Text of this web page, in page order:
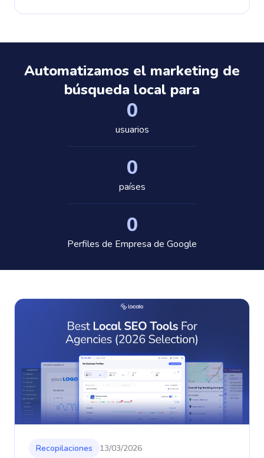
Automatizamos el marketing de
búsqueda local para
0
usuarios
0
países
0
Perfiles de Empresa de Google
Recopilaciones 13/03/2026